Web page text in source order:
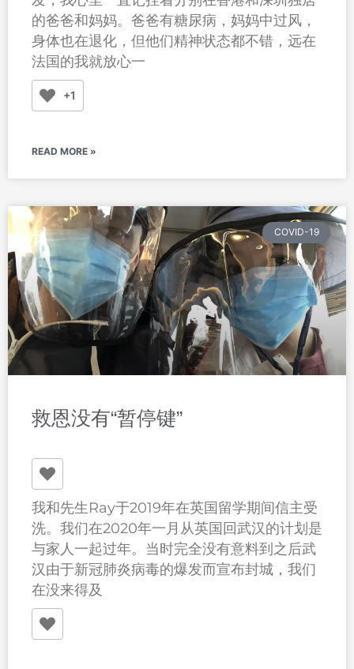
的爸爸和妈妈。爸爸有糖尿病，妈妈中过风，
身体也在退化，但他们精神状态都不错，远在
法国的我就放心一
+1
READ MORE »
COVID-19
救恩没有“暂停键”
我和先生Ray于2019年在英国留学期间信主受
洗。我们在2020年一月从英国回武汉的计划是
与家人一起过年。当时完全没有意料到之后武
汉由于新冠肺炎病毒的爆发而宣布封城，我们
在没来得及